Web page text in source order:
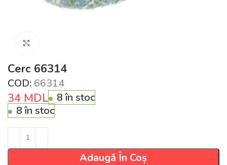
Cerc 66314
COD: 66314
34 MDL
8 în stoc
8 în stoc
Adaugă În Coș